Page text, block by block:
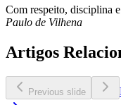
Com respeito, disciplina
Paulo de Vilhena
Artigos
Previous slide